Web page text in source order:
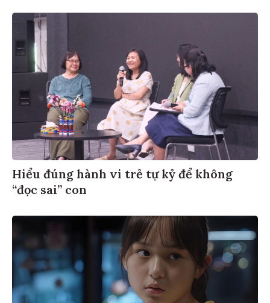
Hiểu đúng hành vi trẻ tự kỷ để không
“đọc sai” con